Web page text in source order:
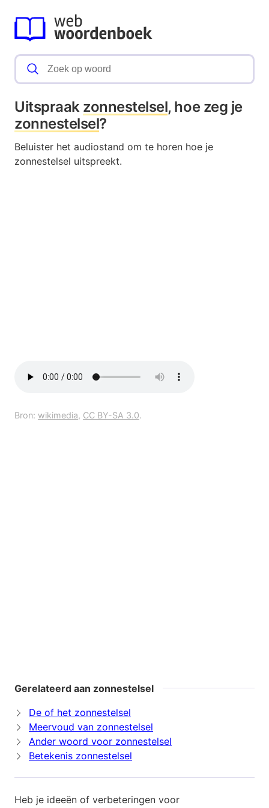
Uitspraak zonnestelsel, hoe zeg je
zonnestelsel?
Beluister het audiostand om te horen hoe je
zonnestelsel uitspreekt.
Bron: wikimedia, CC BY-SA 3.0.
Gerelateerd aan zonnestelsel
De of het zonnestelsel
Meervoud van zonnestelsel
Ander woord voor zonnestelsel
Betekenis zonnestelsel
Heb je ideeën of verbeteringen voor